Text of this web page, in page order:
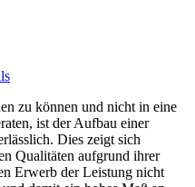
zu können und nicht in eine
ist der Aufbau einer
Dies zeigt sich
Qualitäten aufgrund ihrer
Erwerb der Leistung nicht